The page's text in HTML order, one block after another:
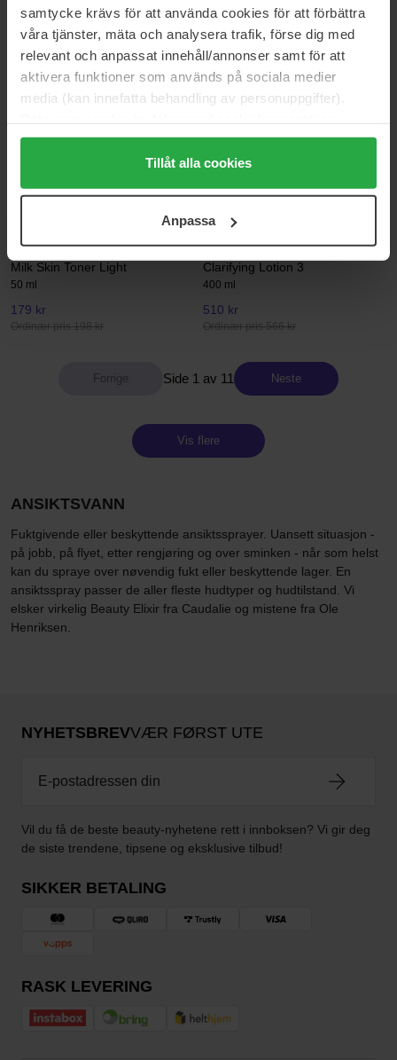
samtycke krävs för att använda cookies för att förbättra
våra tjänster, mäta och analysera trafik, förse dig med
relevant och anpassat innehåll/annonser samt för att
aktivera funktioner som används på sociala medier
media (kan innefatta behandling av personuppgifter).
Genom att trycka på "Tillåt alla cookies" accepterar du
alla cookies, medan du under "Detaljer" kan anpassa
användningen av cookies. Du kan när som helst återkalla
samt vår Integritetspolicy.
Tillåt alla cookies
Anpassa
COSRX
BHA Blackhead Power Liquid
100 ml
311 kr
Ordinær pris 349 kr
1025 Dokdo Toner
500 ml
396 kr
Ordinær pris 439 kr
Ikke på lager
Sensai
534 kr
Babor
172 kr
Milk Skin Toner Light
50 ml
179 kr
Ordinær pris 198 kr
Clarifying Lotion 3
400 ml
510 kr
Ordinær pris 566 kr
Side 1 av 11 Neste
Vis flere
ANSIKTSVANN
Fuktgivende eller beskyttende ansiktssprayer. Uansett situasjon -
på jobb, på flyet, etter rengjøring og over sminken - når som helst
kan du spraye over nøvendig fukt eller beskyttende lager. En
ansiktsspray passer de aller fleste hudtyper og hudtilstand. Vi
elsker virkelig Beauty Elixir fra Caudalie og mistene fra Ole
Henriksen.
NYHETSBREVVÆR FØRST UTE
Vil du få de beste beauty-nyhetene rett i innboksen? Vi gir deg
de siste trendene, tipsene og eksklusive tilbud!
SIKKER BETALING
RASK LEVERING